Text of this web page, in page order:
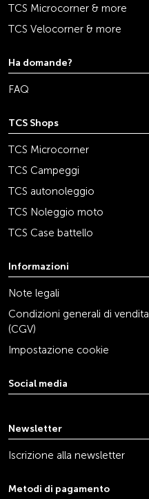
TCS Microcorner & more
TCS Velocorner & more
Ha domande?
FAQ
TCS Shops
TCS Microcorner
TCS Campeggi
TCS autonoleggio
TCS Noleggio moto
TCS Case battello
Informazioni
Note legali
Condizioni generali di vendita
(CGV)
Impostazione cookie
Social media
Newsletter
Iscrizione alla newsletter
Metodi di pagamento